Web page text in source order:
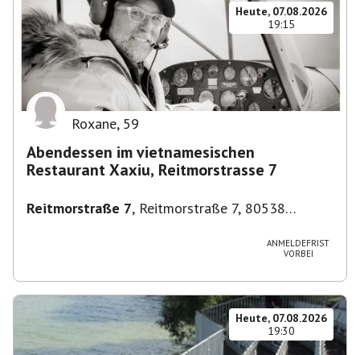
Heute, 07.08.2026
19:15
Roxane, 59
Abendessen im vietnamesischen
Restaurant Xaxiu, Reitmorstrasse 7
Reitmorstraße 7, Reitmorstraße 7, 80538
ANMELDEFRIST
VORBEI
Heute, 07.08.2026
19:30